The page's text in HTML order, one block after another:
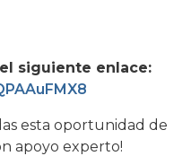
siguiente enlace:
esta oportunidad de
apoyo experto!